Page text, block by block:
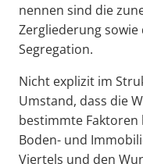
nennen sind die
Zergliederung
Segregation.
Nicht explizit im
Umstand, dass die
bestimmte Faktoren
Boden- und
Viertels und den